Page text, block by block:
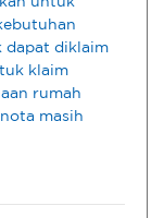
dapat diklaim
klaim
rumah
masih